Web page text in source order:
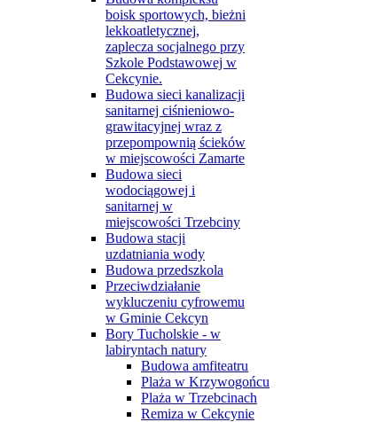
boisk sportowych, bieżni
lekkoatletycznej,
zaplecza socjalnego przy
Szkole Podstawowej w
Cekcynie.
Budowa sieci kanalizacji
sanitarnej ciśnieniowo-
grawitacyjnej wraz z
przepompownią ścieków
w miejscowości Zamarte
Budowa sieci
wodociągowej i
sanitarnej w
miejscowości Trzebciny
Budowa stacji
uzdatniania wody
Budowa przedszkola
Przeciwdziałanie
wykluczeniu cyfrowemu
w Gminie Cekcyn
Bory Tucholskie - w
labiryntach natury
Budowa amfiteatru
Plaża w Krzywogońcu
Plaża w Trzebcinach
Remiza w Cekcynie